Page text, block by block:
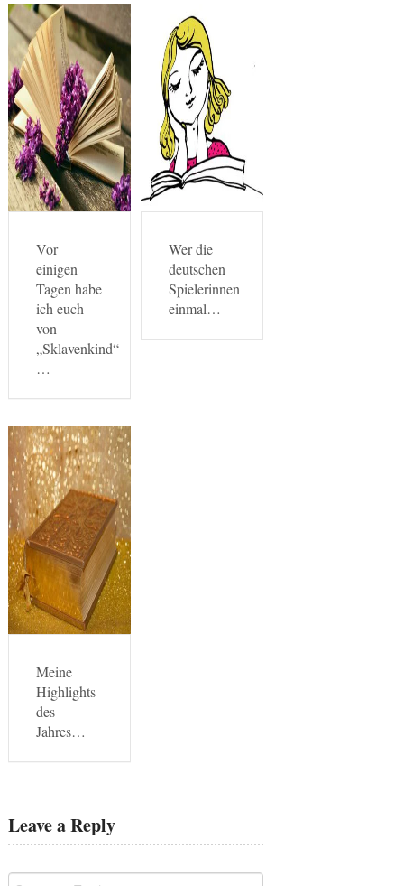
Vor
einigen
Tagen habe
ich euch
von
„Sklavenkind“
…
Wer die
deutschen
Spielerinnen
einmal…
Meine
Highlights
des
Jahres…
Leave a Reply